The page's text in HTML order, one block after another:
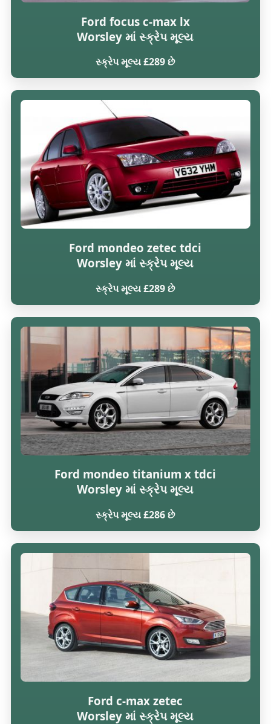
Ford focus c-max lx
Worsley માં સ્ક્રેપ મૂલ્ય
સ્ક્રેપ મૂલ્ય £289 છે
Ford mondeo zetec tdci
Worsley માં સ્ક્રેપ મૂલ્ય
સ્ક્રેપ મૂલ્ય £289 છે
Ford mondeo titanium x tdci
Worsley માં સ્ક્રેપ મૂલ્ય
સ્ક્રેપ મૂલ્ય £286 છે
Ford c-max zetec
Worsley માં સ્ક્રેપ મૂલ્ય